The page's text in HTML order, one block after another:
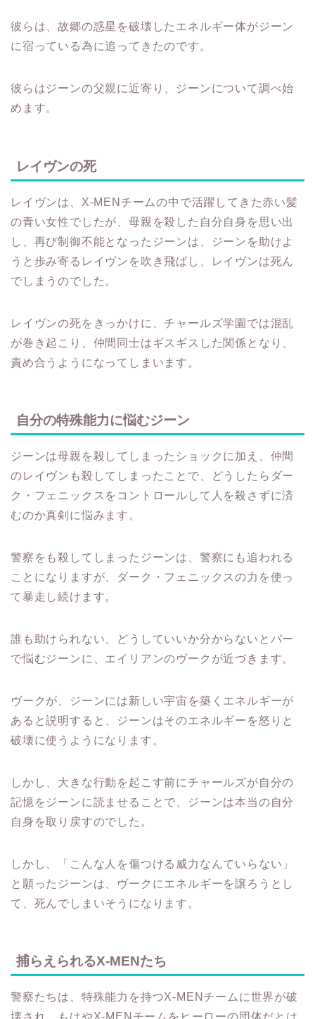
彼らは、故郷の惑星を破壊したエネルギー体がジーン
に宿っている為に追ってきたのです。
彼らはジーンの父親に近寄り、ジーンについて調べ始
めます。
レイヴンの死
レイヴンは、X-MENチームの中で活躍してきた赤い髪
の青い女性でしたが、母親を殺した自分自身を思い出
し、再び制御不能となったジーンは、ジーンを助けよ
うと歩み寄るレイヴンを吹き飛ばし、レイヴンは死ん
でしまうのでした。
レイヴンの死をきっかけに、チャールズ学園では混乱
が巻き起こり、仲間同士はギスギスした関係となり、
責め合うようになってしまいます。
自分の特殊能力に悩むジーン
ジーンは母親を殺してしまったショックに加え、仲間
のレイヴンも殺してしまったことで、どうしたらダー
ク・フェニックスをコントロールして人を殺さずに済
むのか真剣に悩みます。
警察をも殺してしまったジーンは、警察にも追われる
ことになりますが、ダーク・フェニックスの力を使っ
て暴走し続けます。
誰も助けられない、どうしていいか分からないとバー
で悩むジーンに、エイリアンのヴークが近づきます。
ヴークが、ジーンには新しい宇宙を築くエネルギーが
あると説明すると、ジーンはそのエネルギーを怒りと
破壊に使うようになります。
しかし、大きな行動を起こす前にチャールズが自分の
記憶をジーンに読ませることで、ジーンは本当の自分
自身を取り戻すのでした。
しかし、「こんな人を傷つける威力なんていらない」
と願ったジーンは、ヴークにエネルギーを譲ろうとし
て、死んでしまいそうになります。
捕らえられるX-MENたち
警察たちは、特殊能力を持つX-MENチームに世界が破